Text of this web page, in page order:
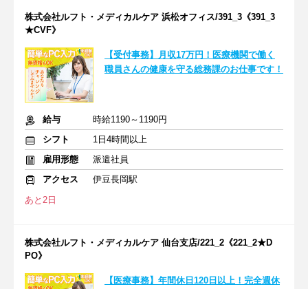
株式会社ルフト・メディカルケア 浜松オフィス/391_3《391_3
★CVF》
【受付事務】月収17万円！医療機関で働く
職員さんの健康を守る総務課のお仕事です！
給与
時給1190～1190円
シフト
1日4時間以上
雇用形態
派遣社員
アクセス
伊豆長岡駅
あと2日
株式会社ルフト・メディカルケア 仙台支店/221_2《221_2★D
PO》
【医療事務】年間休日120日以上！完全週休